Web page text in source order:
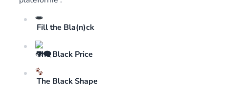
Fill the Bla(n)ck
The Black Price
The Black Shape